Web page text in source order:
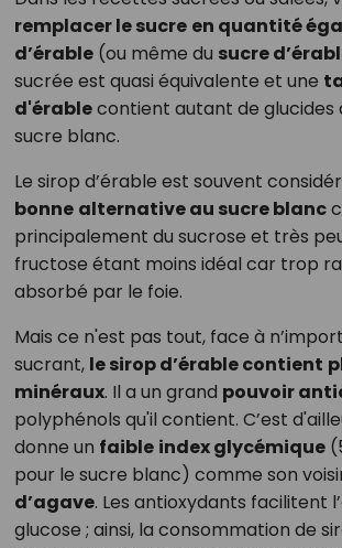
remplacer le sucre en quantité
d’érable(ou même du sucre
sucrée est quasi équivalente et une
d'érablecontient autant de glucides
sucre blanc.
Le sirop d’érable est souvent
bonne alternative au sucre blanc
principalement du sucrose et très
fructose étant moins idéal car trop
absorbé par le foie.
Mais ce n'est pas tout, face à
sucrant, le sirop d’érable contient
minéraux. Il a un grand pouvoir
polyphénols qu'il contient. C’est
donne un faible index glycémique
pour le sucre blanc) comme son
d’agave. Les antioxydants facilitent
glucose ; ainsi, la consommation de